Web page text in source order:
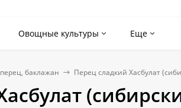
Овощные культуры Еще
перец, баклажан Перец сладкий Хасбулат